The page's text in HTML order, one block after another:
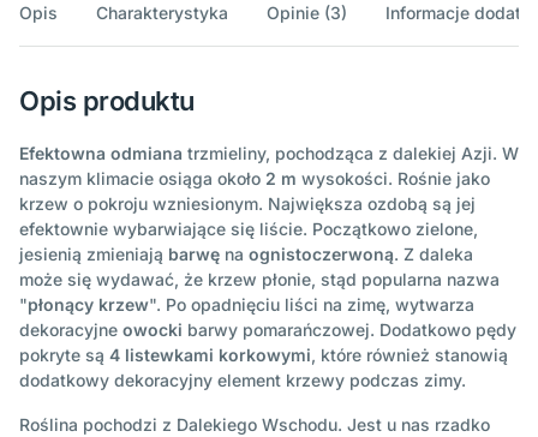
Opis Charakterystyka Opinie (3) Informacje
Opis produktu
Efektowna odmiana trzmieliny, pochodząca z dalekiej Azji. W
naszym klimacie osiąga około 2 m wysokości. Rośnie jako
krzew o pokroju wzniesionym. Największa ozdobą są jej
efektownie wybarwiające się liście. Początkowo zielone,
jesienią zmieniają barwę na ognistoczerwoną. Z daleka
może się wydawać, że krzew płonie, stąd popularna nazwa
"płonący krzew". Po opadnięciu liści na zimę, wytwarza
dekoracyjne owocki barwy pomarańczowej. Dodatkowo pędy
pokryte są 4 listewkami korkowymi, które również stanowią
dodatkowy dekoracyjny element krzewy podczas zimy.
Roślina pochodzi z Dalekiego Wschodu. Jest u nas rzadko